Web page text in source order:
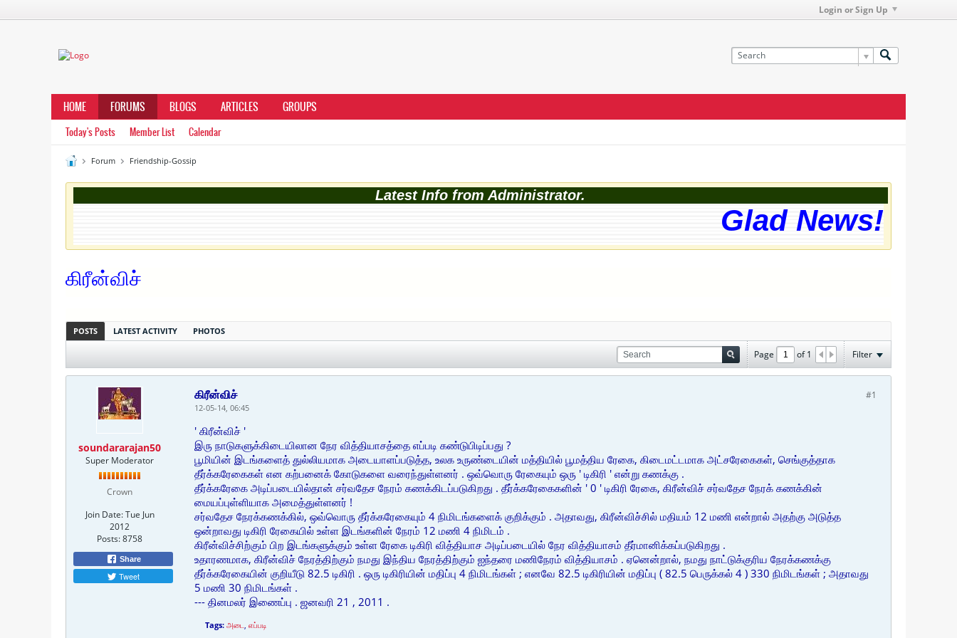
Login or Sign Up
HOME FORUMS BLOGS ARTICLES GROUPS
Today's Posts Member List Calendar
Forum Friendship-Gossip
Latest Info from Administrator.
Glad News!
கிரீன்விச்
POSTS LATEST ACTIVITY PHOTOS
Page of1 Filter
soundararajan50
Super Moderator
Crown
Join Date: Tue Jun
2012
Posts:8758
Share
Tweet
#1
கிரீன்விச்
12-05-14, 06:45
' கிரீன்விச் '
இரு நாடுகளுக்கிடையிலான நேர வித்தியாசத்தை எப்படி கண்டுபிடிப்பது ?
பூமியின் இடங்களைத் துல்லியமாக அடையாளப்படுத்த, உலக உருண்டையின் மத்தியில் பூமத்திய ரேகை, கிடைமட்டமாக அட்சரேகைகள், செங்குத்தாக
தீர்க்கரேகைகள் என கற்பனைக் கோடுகளை வரைந்துள்ளனர் . ஒவ்வொரு ரேகையும் ஒரு ' டிகிரி ' என்று கணக்கு .
தீர்க்கரேகை அடிப்படையில்தான் சர்வதேச நேரம் கணக்கிடப்படுகிறது . தீர்க்கரேகைகளின் ' 0 ' டிகிரி ரேகை, கிரீன்விச் சர்வதேச நேரக் கணக்கின்
மையப்புள்ளியாக அமைத்துள்ளனர் !
சர்வதேச நேரக்கணக்கில், ஒவ்வொரு தீர்க்கரேகையும் 4 நிமிடங்களைக் குறிக்கும் . அதாவது, கிரீன்விச்சில் மதியம் 12 மணி என்றால் அதற்கு அடுத்த
ஒன்றாவது டிகிரி ரேகையில் உள்ள இடங்களின் நேரம் 12 மணி 4 நிமிடம் .
கிரீன்விச்சிற்கும் பிற இடங்களுக்கும் உள்ள ரேகை டிகிரி வித்தியாச அடிப்படையில் நேர வித்தியாசம் தீர்மானிக்கப்படுகிறது .
உதாரணமாக, கிரீன்விச் நேரத்திற்கும் நமது இந்திய நேரத்திற்கும் ஐந்தரை மணிநேரம் வித்தியாசம் . ஏனென்றால், நமது நாட்டுக்குரிய நேரக்கணக்கு
தீர்க்கரேகையின் குறியீடு 82.5 டிகிரி . ஒரு டிகிரியின் மதிப்பு 4 நிமிடங்கள் ; எனவே 82.5 டிகிரியின் மதிப்பு ( 82.5 பெருக்கல் 4 ) 330 நிமிடங்கள் ; அதாவது
5 மணி 30 நிமிடங்கள் .
--- தினமலர் இணைப்பு . ஜனவரி 21 , 2011 .
Tags: அடை, எப்படி